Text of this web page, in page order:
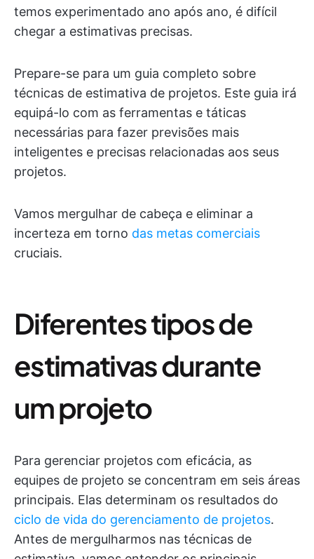
temos experimentado ano após ano, é difícil
chegar a estimativas precisas.
Prepare-se para um guia completo sobre
técnicas de estimativa de projetos. Este guia irá
equipá-lo com as ferramentas e táticas
necessárias para fazer previsões mais
inteligentes e precisas relacionadas aos seus
projetos.
Vamos mergulhar de cabeça e eliminar a
incerteza em torno das metas comerciais
cruciais.
Diferentes tipos de
estimativas durante
um projeto
Para gerenciar projetos com eficácia, as
equipes de projeto se concentram em seis áreas
principais. Elas determinam os resultados do
ciclo de vida do gerenciamento de projetos.
Antes de mergulharmos nas técnicas de